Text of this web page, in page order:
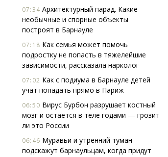
07:34 Архитектурный парад. Какие
необычные и спорные объекты
построят в Барнауле
07:18 Как семья может помочь
подростку не попасть в тяжелейшие
зависимости, рассказала нарколог
07:02 Как с подиума в Барнауле детей
учат попадать прямо в Париж
06:50 Вирус Бурбон разрушает костный
мозг и остается в теле годами — грозит
ли это России
06:46 Муравьи и утренний туман
подскажут барнаульцам, когда придут
Ищем новые берега. Гендиректор
«Жилищной инициативы» Юрий
оставаться на плаву, когда рынок
штормит